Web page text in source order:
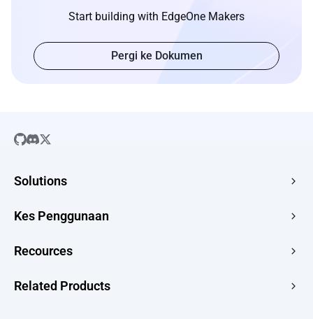
Start building with EdgeOne Makers
Pergi ke Dokumen
Solutions
E-commerce
Kes Penggunaan
HTML to URL
Recources
Related Products